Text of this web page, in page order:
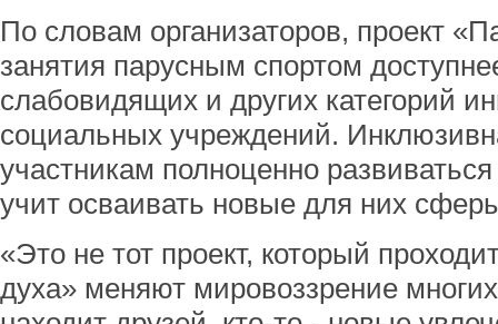
По словам организаторов, проект
занятия парусным спортом
слабовидящих и других категорий
социальных учреждений.
участникам полноценно
учит осваивать новые для них
«Это не тот проект, который
духа» меняют мировоззрение